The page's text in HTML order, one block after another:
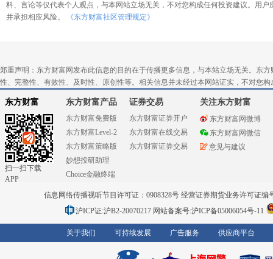
料、言论等仅代表个人观点，与本网站立场无关，不对您构成任何投资建议。用
并承担相应风险。
《东方财富社区管理规定》
郑重声明：东方财富网发布此信息的目的在于传播更多信息，与本站立场无关。东
性、完整性、有效性、及时性、原创性等。相关信息并未经过本网站证实，不对您
东方财富
扫一扫下载
APP
东方财富产品
东方财富免费版
东方财富Level-2
东方财富策略版
妙想投研助理
Choice金融终端
证券交易
东方财富证券开户
东方财富在线交易
东方财富证券交易
关注东方财富
东方财富网微博
东方财富网微信
意见与建议
信息网络传播视听节目许可证：0908328号 经营证券期货业务许可证编
沪ICP证:沪B2-20070217 网站备案号:沪ICP备05006054号-11
关于我们 可持续发展 广告服务 供应商平台